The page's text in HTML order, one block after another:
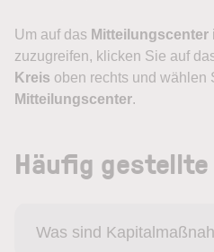
Um auf das Mitteilungscenter
zuzugreifen, klicken Sie auf
Kreis oben rechts und wählen
Mitteilungscenter.
Häufig gestellte
Was sind